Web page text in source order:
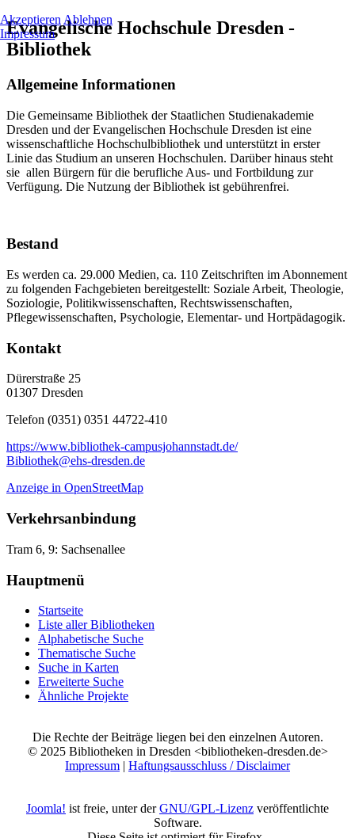
Evangelische Hochschule Dresden -
Bibliothek
Allgemeine Informationen
Die Gemeinsame Bibliothek der Staatlichen Studienakademie
Dresden und der Evangelischen Hochschule Dresden ist eine
wissenschaftliche Hochschulbibliothek und unterstützt in erster
Linie das Studium an unseren Hochschulen. Darüber hinaus steht
sie allen Bürgern für die berufliche Aus- und Fortbildung zur
Verfügung. Die Nutzung der Bibliothek ist gebührenfrei.
Bestand
Es werden ca. 29.000 Medien, ca. 110 Zeitschriften im Abonnement
zu folgenden Fachgebieten bereitgestellt: Soziale Arbeit, Theologie,
Soziologie, Politikwissenschaften, Rechtswissenschaften,
Pflegewissenschaften, Psychologie, Elementar- und Hortpädagogik.
Kontakt
Dürerstraße 25
01307 Dresden
Telefon (0351) 0351 44722-410
https://www.bibliothek-campusjohannstadt.de/
Bibliothek@ehs-dresden.de
Anzeige in OpenStreetMap
Verkehrsanbindung
Tram 6, 9: Sachsenallee
Hauptmenü
Startseite
Liste aller Bibliotheken
Alphabetische Suche
Thematische Suche
Suche in Karten
Erweiterte Suche
Ähnliche Projekte
Die Rechte der Beiträge liegen bei den einzelnen Autoren.
© 2025 Bibliotheken in Dresden <bibliotheken-dresden.de>
Impressum | Haftungsausschluss / Disclaimer
Joomla! ist freie, unter derGNU/GPL-Lizenz veröffentlichte
Software.
Akzeptieren Ablehnen
Impressum